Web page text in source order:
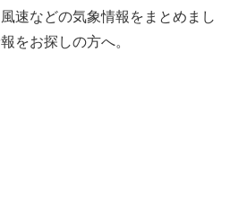
速などの気象情報をまとめまし
をお探しの方へ。